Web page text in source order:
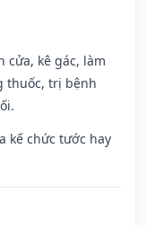
cửa, kê gác, làm
thuốc, trị bệnh
kế chức tước hay